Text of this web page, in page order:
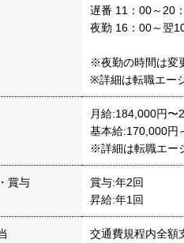
遅番 11：00～20
夜勤 16：00～翌
※夜勤の時間は変
※詳細は転職エー
月給:184,000円〜
基本給:170,000円
※詳細は転職エー
賞与
賞与:年2回
昇給:年1回
交通費規程内全額